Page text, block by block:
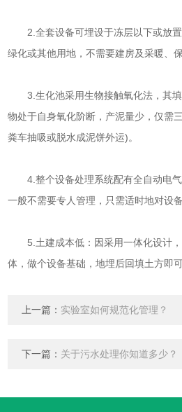
2.全套设备可埋设于冻层以下或放置
绿化或其他用地，不需要建房及采暖、保
3.生化池采用生物接触氧化法，其填
物处于自身氧化阶断，产泥量少，仅需
粪车抽吸或脱水成泥饼外运)。
4.整个设备处理系统配有全自动电气
一般不需要专人管理，只需适时地对设
5.土建成本低：因采用一体化设计，
体，做个设备基础，地埋后回填土方即
上一篇： 实验室如何规范化管理？
下一篇： 关于污水处理你知道多少？